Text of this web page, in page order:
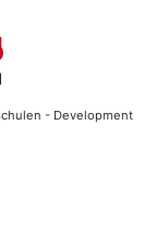
- Development